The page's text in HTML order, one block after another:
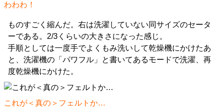
わわわ！
ものすごく縮んだ。右は洗濯していない同サイズのセータ
ーである。2/3くらいの大きさになった感じ。
手順としては一度手でよくもみ洗いして乾燥機にかけたあ
と、洗濯機の「パワフル」と書いてあるモードで洗濯、再
度乾燥機にかけた。
これが＜真の＞フェルトか…